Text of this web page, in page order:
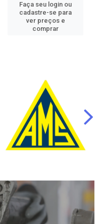
Faça seu login ou
cadastre-se para
ver preços e
comprar